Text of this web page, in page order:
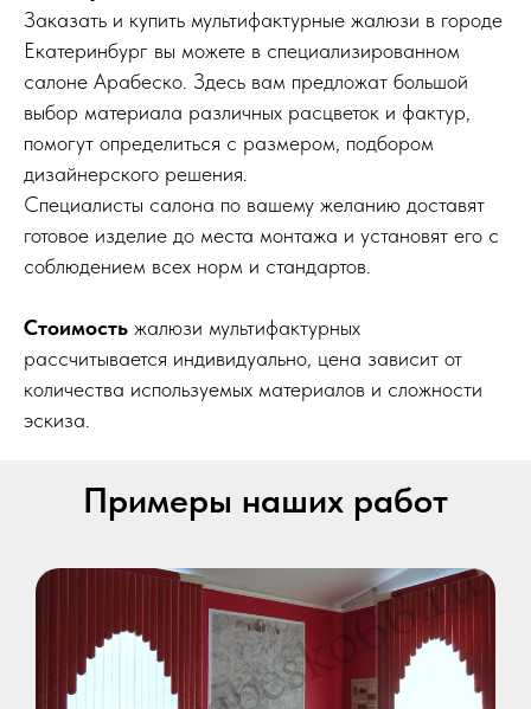
Заказать и купить мультифактурные жалюзи в городе
Екатеринбург вы можете в специализированном
салоне Арабеско. Здесь вам предложат большой
выбор материала различных расцветок и фактур,
помогут определиться с размером, подбором
дизайнерского решения.
Специалисты салона по вашему желанию доставят
готовое изделие до места монтажа и установят его с
соблюдением всех норм и стандартов.
Стоимость жалюзи мультифактурных
рассчитывается индивидуально, цена зависит от
количества используемых материалов и сложности
эскиза.
Примеры наших работ